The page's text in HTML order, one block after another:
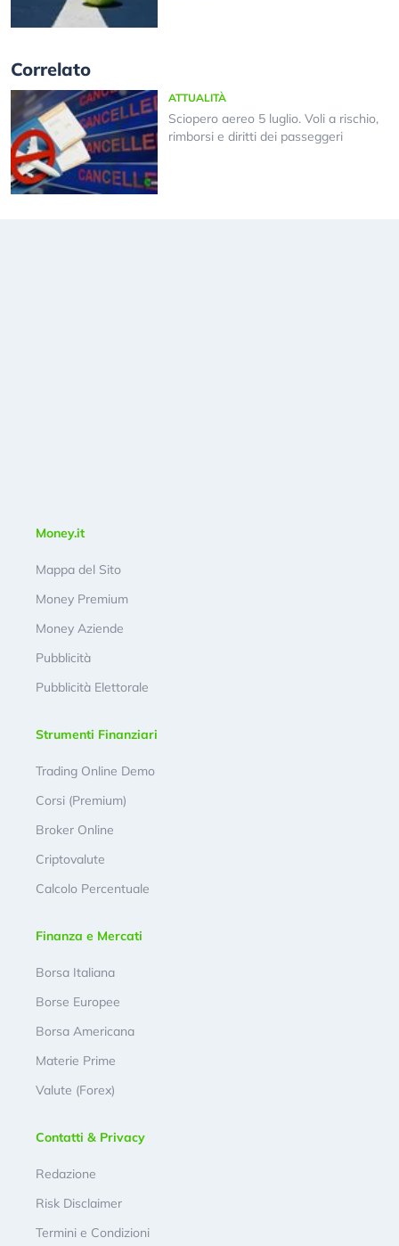
Correlato
ATTUALITÀ
Sciopero aereo 5 luglio. Voli a rischio,
rimborsi e diritti dei passeggeri
Money.it
Mappa del Sito
Money Premium
Money Aziende
Pubblicità
Pubblicità Elettorale
Strumenti Finanziari
Trading Online Demo
Corsi (Premium)
Broker Online
Criptovalute
Calcolo Percentuale
Finanza e Mercati
Borsa Italiana
Borse Europee
Borsa Americana
Materie Prime
Valute (Forex)
Contatti & Privacy
Redazione
Risk Disclaimer
Termini e Condizioni